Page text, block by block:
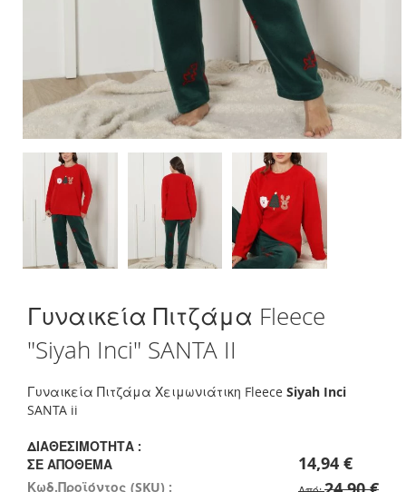
to
beginning
the
images
Γυναικεία Πιτζάμα Fleece
"Siyah Inci" SANTA II
Γυναικεία Πιτζάμα Χειμωνιάτικη Fleece Siyah Inci
SANTA ii
ΔΙΑΘΕΣΙΜΌΤΗΤΑ :
ΣΕ ΑΠΌΘΕΜΑ
Κωδ.Προϊόντος (SKU) :
14,94 €